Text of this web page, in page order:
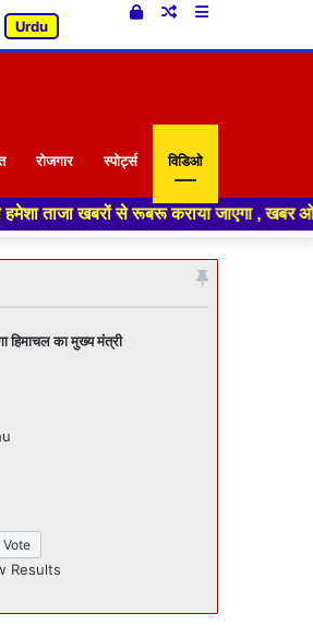
Urdu
Sidebar
Random
Log
रोजगार स्पोर्ट्स विडिओ
जाएगा , खबर ओर विज्ञापन के लिए
हिमाचल का मुख्य मंत्री
Results